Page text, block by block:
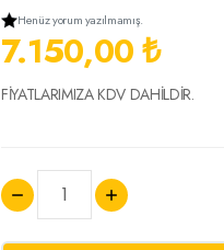
Henüz yorum yazılmamış.
7.150,00 ₺
FİYATLARIMIZA KDV DAHİLDİR.